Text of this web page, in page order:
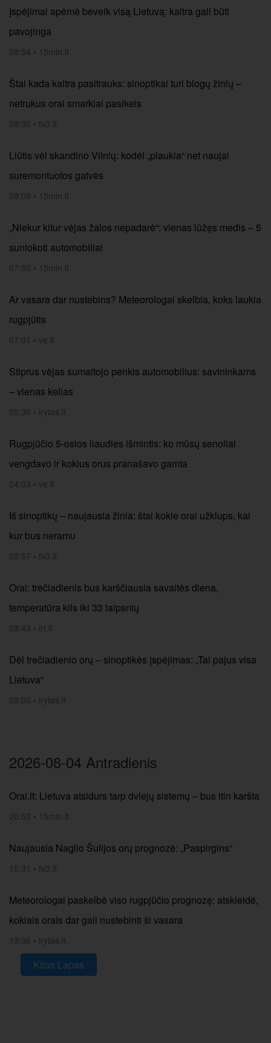
Įspėjimai apėmė beveik visą Lietuvą: kaitra gali būti
pavojinga
08:54 • 15min.lt
Štai kada kaitra pasitrauks: sinoptikai turi blogų žinių –
netrukus orai smarkiai pasikeis
08:35 • tv3.lt
Liūtis vėl skandino Vilnių: kodėl „plaukia“ net naujai
suremontuotos gatvės
08:09 • 15min.lt
„Niekur kitur vėjas žalos nepadarė“: vienas lūžęs medis – 5
suniokoti automobiliai
07:50 • 15min.lt
Ar vasara dar nustebins? Meteorologai skelbia, koks laukia
rugpjūtis
07:01 • ve.lt
Stiprus vėjas sumaitojo penkis automobilius: savininkams
– vienas kelias
05:30 • lrytas.lt
Rugpjūčio 5-osios liaudies išmintis: ko mūsų senoliai
vengdavo ir kokius orus pranašavo gamta
04:03 • ve.lt
Iš sinoptikų – naujausia žinia: štai kokie orai užklups, kai
kur bus neramu
03:57 • tv3.lt
Orai: trečiadienis bus karščiausia savaitės diena,
temperatūra kils iki 33 laipsnių
03:43 • lrt.lt
Dėl trečiadienio orų – sinoptikės įspėjimas: „Tai pajus visa
Lietuva“
03:00 • lrytas.lt
2026-08-04 Antradienis
Orai.lt: Lietuva atsidurs tarp dviejų sistemų – bus itin karšta
20:52 • 15min.lt
Naujausia Naglio Šulijos orų prognozė: „Paspirgins“
15:31 • tv3.lt
Meteorologai paskelbė viso rugpjūčio prognozę: atskleidė,
kokiais orais dar gali nustebinti ši vasara
13:36 • lrytas.lt
Kitas Lapas